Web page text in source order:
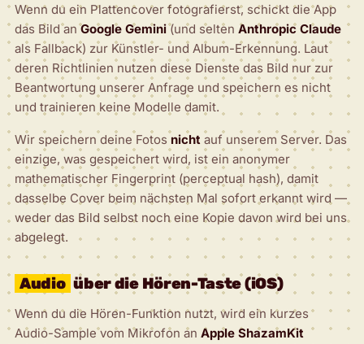
Wenn du ein Plattencover fotografierst, schickt die App
das Bild anGoogle Gemini(und selten Anthropic Claude
als Fallback) zur Künstler- und Album-Erkennung. Laut
deren Richtlinien nutzen diese Dienste das Bild nur zur
Beantwortung unserer Anfrage und speichern es nicht
und trainieren keine Modelle damit.
Wir speichern deine Fotos nicht auf unserem Server. Das
einzige, was gespeichert wird, ist ein anonymer
mathematischer Fingerprint (perceptual hash), damit
dasselbe Cover beim nächsten Mal sofort erkannt wird —
weder das Bild selbst noch eine Kopie davon wird bei uns
abgelegt.
Audio über die Hören-Taste (iOS)
Wenn du die Hören-Funktion nutzt, wird ein kurzes
Audio-Sample vom Mikrofon an Apple ShazamKit